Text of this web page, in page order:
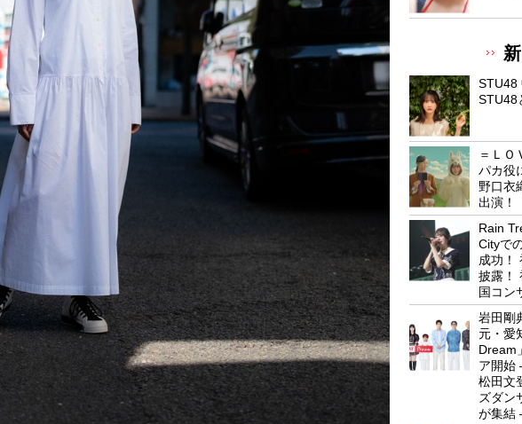
STU48
STU48
＝ＬＯ
パカ役
野口衣
出演！
Rain
Cityで
成功！
披露！
国コン
岩田剛
元・愛
Dream
ア開始
松田文
ズダン
が集